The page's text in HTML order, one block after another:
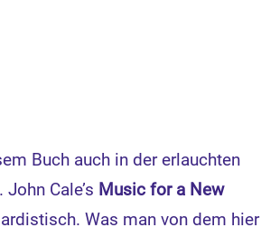
Buch auch in der erlauchten
Cale’s Music for a New
Was man von dem hier